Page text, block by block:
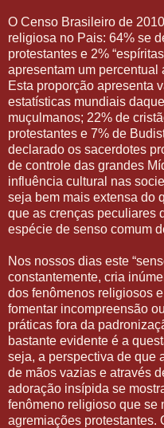
O Censo Brasileiro de
religiosa no Pais: 64% se
protestantes e 2%
apresentam um percentual
Esta proporção apresenta
estatísticas mundiais
muçulmanos; 22% de
protestantes e 7% de
declarado os sacerdotes
de controle das grandes
influência cultural nas
seja bem mais extensa do
que as crenças peculiares
espécie de senso comum
Nos nossos dias este
constantemente, cria
dos fenômenos religiosos
fomentar incompreensão
práticas fora da
bastante evidente é a
seja, a perspectiva de que
de mãos vazias e através
adoração insípida se
fenômeno religioso que se
agremiações protestantes.